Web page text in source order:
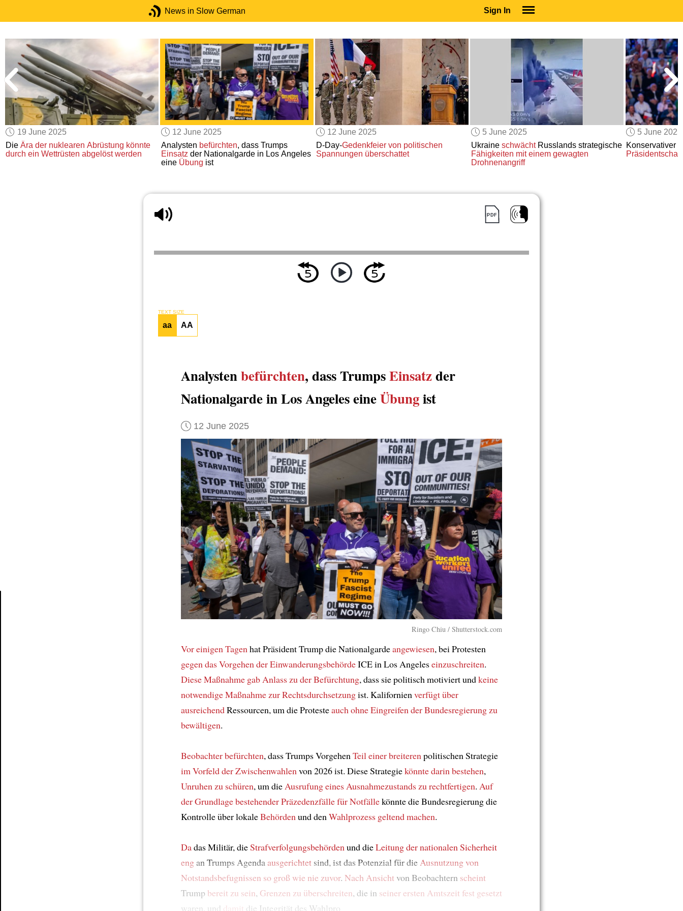
News in Slow German Sign In
SUBSCRIBE
EDUCATIONAL LICENSES
GIFT CARDS
OTHER LANGUAGES
ABOUT US
ALEXA
ADJUST COLORS
19 June 2025
DieÄra der nuklearen Abrüstung könnte
durch ein Wettrüsten abgelöst werden
12 June 2025
Analysten befürchten, dass Trumps
Einsatzder Nationalgarde in Los Angeles
eine Übung ist
12 June 2025
D-Day-Gedenkfeier von politischen
Spannungen überschattet
5 June 2025
Ukraine schwächtRusslands strategische
Fähigkeiten mit einem gewagten
Drohnenangriff
5 June 2025
Konservativer
TEXT SIZE
aa AA
Analystenbefürchten, dass TrumpsEinsatzder
Nationalgarde in Los Angeles eineÜbungist
12 June 2025
Ringo Chiu / Shutterstock.com
Vor einigen Tagenhat Präsident Trump die Nationalgardeangewiesen, bei Protesten
gegen das Vorgehender EinwanderungsbehördeICE in Los Angeleseinzuschreiten.
Diese Maßnahme gab Anlass zu der Befürchtung, dass sie politisch motiviert undkeine
notwendigeMaßnahme zur Rechtsdurchsetzungist. Kalifornienverfügt über
ausreichendRessourcen, um die Protesteauch ohne Eingreifender Bundesregierungzu
bewältigen.
Beobachter befürchten, dass Trumps VorgehenTeil einer breiterenpolitischen Strategie
im Vorfeld der Zwischenwahlenvon 2026 ist. Diese Strategiekönnte darin bestehen,
Unruhen zu schüren, um dieAusrufung eines Ausnahmezustandszu rechtfertigen. Auf
der Grundlagebestehender Präzedenzfälle für Notfällekönnte die Bundesregierung die
Kontrolle über lokaleBehördenund denWahlprozess geltend machen.
Dadas Militär, dieStrafverfolgungsbehördenund dieLeitung der nationalen Sicherheit
engan Trumps Agendaausgerichtet sind, ist das Potenzial für dieAusnutzung von
Notstandsbefugnissen so groß wie nie zuvor. Nach Ansichtvon Beobachtern scheint
Trump bereit zu sein, Grenzen zu überschreiten, die in seiner ersten Amtszeit fest gesetzt
waren, und damit die Integrität des Wahlpro